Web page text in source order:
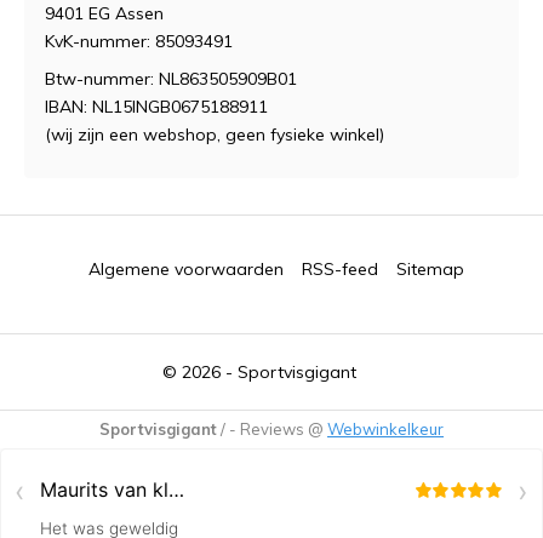
9401 EG Assen
KvK-nummer: 85093491
Btw-nummer: NL863505909B01
IBAN: NL15INGB0675188911
(wij zijn een webshop, geen fysieke winkel)
© 2026 - Sportvisgigant
Algemene voorwaarden RSS-feed Sitemap
Sportvisgigant/ - Reviews @ Webwinkelkeur